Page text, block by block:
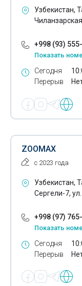
Декоративная
Деловые сумки
Ежедневники
Емкости
Жевательная
Жироуловители
Замки
Зеркала
Золото
Золотые браслеты
Узбекистан,
+998 (93)
Показать
Сегодня
Перерыв
ZOOMAX
с 2023 года
Узбекистан,
Сергели-7,
+998 (97)
Показать
Сегодня
Перерыв